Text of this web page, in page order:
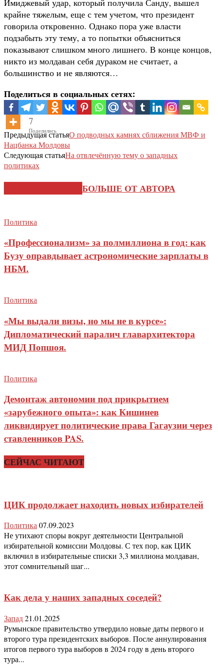
Имиджевый удар, который получила Санду, вышел
крайне тяжелым, еще с тем учетом, что президент
говорила откровенно. Однако пора уже власти
подзабыть эту тему, а то попытки объясниться
показывают слишком много лишнего. В конце концов,
никто из молдаван себя дураком не считает, а
большинство и не являются…
Поделиться в социальных сетях:
7
Поделились
Предыдущая статьяО подводных камнях сближения МВФ и
Нацбанка Молдовы
Следующая статьяНа отвлечённую тему о западных
политиках
БОЛЬШЕ ОТ АВТОРА
Политика
«Профессионализм» за полмиллиона в год: как
Бузу оправдывает астрономические зарплаты в
НБМ.
Политика
«Мы выдали визы, но мы не в курсе»:
Дипломатический паралич главархитектора
МИД Попшоя.
Политика
Демонтаж автономии под прикрытием
«зарубежного опыта»: как Кишинев
ликвидирует политические права Гагаузии через
ставленников PAS.
СЕЙЧАС ЧИТАЮТ
ЦИК продолжает находить новых избирателей
Политика07.09.2023
Не утихают споры вокруг деятельности Центральной
избирательной комиссии Молдовы. С тех пор, как ЦИК
включил в избирательные списки 3,3 миллиона молдаван,
этот сомнительный шаг...
Как дела у наших западных соседей?
Запад21.01.2025
Румынское правительство утвердило новые даты первого и
второго тура президентских выборов. После аннулирования
итогов первого тура выборов в 2024 году в день второго
тура...